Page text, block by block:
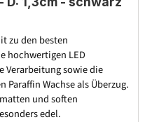
zu den besten
hochwertigen LED
Verarbeitung sowie die
Wachse als Überzug.
und soften
edel.